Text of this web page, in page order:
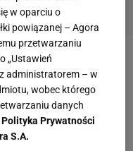
tenisa. "To może
w oparciu o
powiązanej – Agora
przetwarzaniu
„Ustawień
administratorem – w
wobec którego
danych
Polityka Prywatności
S.A.